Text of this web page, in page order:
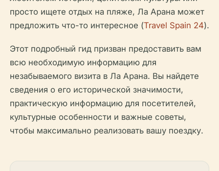
просто ищете отдых на пляже, Ла Арана может
предложить что-то интересное (Travel Spain 24).
Этот подробный гид призван предоставить вам
всю необходимую информацию для
незабываемого визита в Ла Арана. Вы найдете
сведения о его исторической значимости,
практическую информацию для посетителей,
культурные особенности и важные советы,
чтобы максимально реализовать вашу поездку.